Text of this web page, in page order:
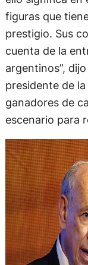
figuras que
prestigio. Sus
cuenta de la
argentinos”,
presidente de
ganadores de
escenario para